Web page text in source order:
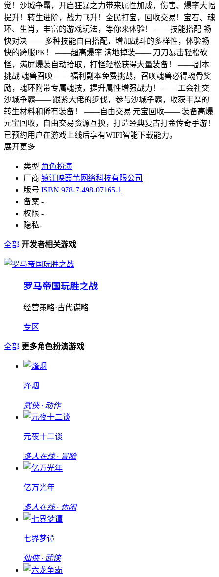
觉！沙城争霸，开启狂暴之力带来属性加成，伤害、爆率大幅
提升！转生进阶，战力飞升！全民打宝，回收交易！宝石、魂
环、生肖，丰富的游戏玩法，等你来体验！ ——技能搭配 畅
快对决—— 多种技能自由搭配，增加战斗的多样性，体验畅
快的跨服PK！ ——超高爆率 满地掉装—— 刀刀暴击轻松砍
怪，满屏爆装自动拾取，打怪轻松获得大量装备！ ——副本
挑战 魂兽召唤—— 福利副本免费挑战，召唤魂兽必得魂骨奖
励，魂环附带专属魂技，提升属性增强战力！ ——工会社交
沙城争霸—— 跟紧大佬的步伐，参与沙城争霸，收获丰厚的
转生材料和稀有装备！ ——自由交易 元宝回收—— 装备高爆
元宝回收，自由交易资源互换，打造经典复古打金传奇手游！
已预约用户在游戏上线后享有WIFI智能下载能力。
展开更多
类型 角色扮演
厂商 镇江映葭苇网络科技有限公司
版号 ISBN 978-7-498-07165-1
备案 -
权限 -
隐私-
全部 开发者相关游戏
罗马帝国玩胜之战
经营策略·古代谋略
专区
全部 更多角色扮演游戏
烽烟
武侠 · 动作
元夜十二谈
多人在线 · 冒险
亿万光年
多人在线 · 休闲
七界梦谭
仙侠 · 武侠